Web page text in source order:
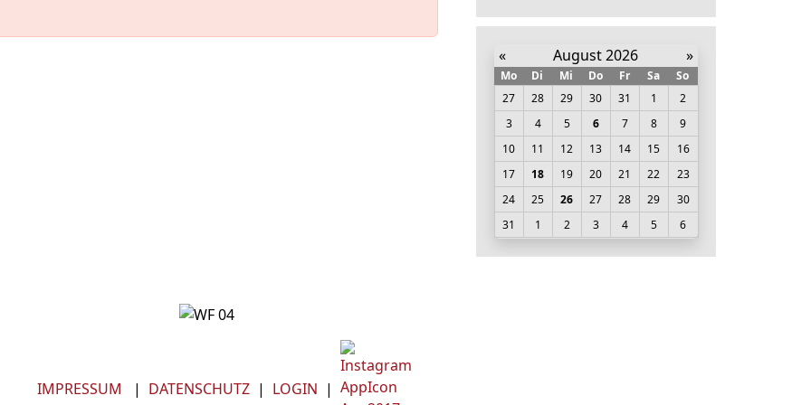
« August 2026 »
Mo Di Mi Do Fr Sa
So
27
28 29 30 31 1
2
3
4 5 6 7 8
9
10
11 12 13 14 15
16
17
18 19 20 21 22
23
24
25 26 27 28 29
30
31
1 2 3 4 5 6
IMPRESSUM | DATENSCHUTZ| LOGIN |